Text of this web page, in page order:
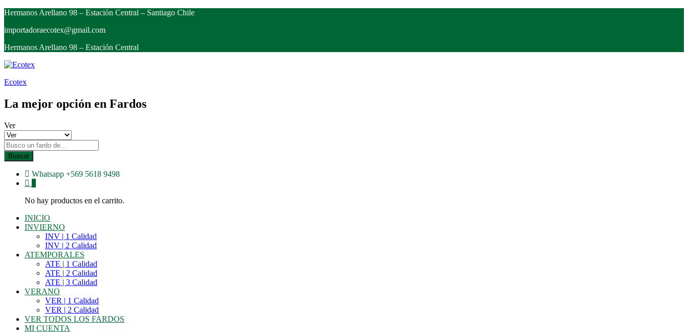
Hermanos Arellano 98 – Estación Central – Santiago Chile
importadoraecotex@gmail.com
Hermanos Arellano 98 – Estación Central
Ecotex
La mejor opción en Fardos
Ver
Buscar
Whatsapp +569 5618 9498
No hay productos en el carrito.
INICIO
INVIERNO
INV | 1 Calidad
INV | 2 Calidad
ATEMPORALES
ATE | 1 Calidad
ATE | 2 Calidad
ATE | 3 Calidad
VERANO
VER | 1 Calidad
VER | 2 Calidad
VER TODOS LOS FARDOS
MI CUENTA